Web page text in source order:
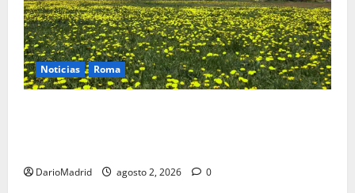
Noticias Roma
DarioMadrid agosto 2, 2026 0